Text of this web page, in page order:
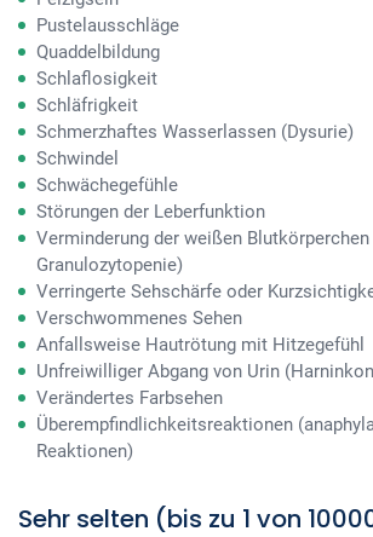
Pustelausschläge
Quaddelbildung
Schlaflosigkeit
Schläfrigkeit
Schmerzhaftes Wasserlassen (Dysurie)
Schwindel
Schwächegefühle
Störungen der Leberfunktion
Verminderung der weißen
Granulozytopenie)
Verringerte Sehschärfe oder
Verschwommenes Sehen
Anfallsweise Hautrötung mit Hitzegefühl
Unfreiwilliger Abgang von Urin
Verändertes Farbsehen
Überempfindlichkeitsreaktionen
Reaktionen)
Sehr selten (bis zu 1 von